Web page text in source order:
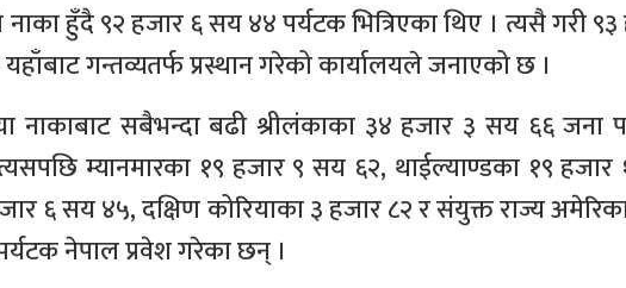
हुँदै ९२ हजार ६ सय ४४ पर्यटक भित्रिएका थिए । त्यसै गरी
गन्तव्यतर्फ प्रस्थान गरेको कार्यालयले जनाएको छ ।
नाकाबाट सबैभन्दा बढी श्रीलंकाका ३४ हजार ३ सय ६६ जना
म्यानमारका १९ हजार ९ सय ६२, थाईल्याण्डका १९
६ सय ४५, दक्षिण कोरियाका ३ हजार ८२ र संयुक्त राज्य
नेपाल प्रवेश गरेका छन् ।